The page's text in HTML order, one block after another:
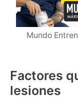
Mundo
Factores
lesiones